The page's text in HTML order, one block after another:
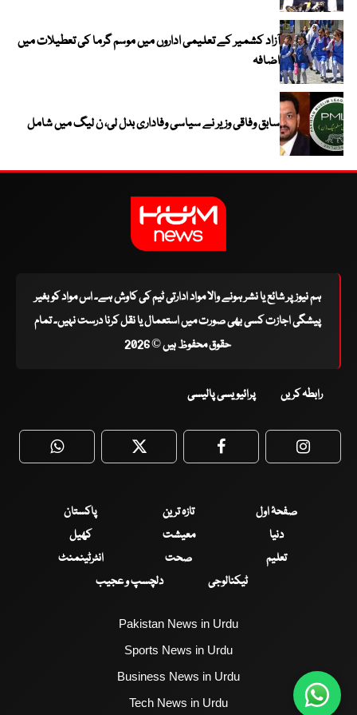
آزاد کشمیر کے تعلیمی اداروں میں موسم گرما کی تعطیلات میں
اضافہ
سابق وفاقی وزیر نے سیاسی وفاداری بدل لی، ن لیگ میں شامل
ہم نیوز پر شائع یا نشر ہونے والا مواد ادارتی ٹیم کی کاوش ہے۔ اس مواد کو بغیر
پیشگی اجازت کسی بھی صورت میں استعمال یا نقل کرنا درست نہیں۔ تمام
حقوق محفوظ ہیں © 2026
رابطہ کریں پرائیویسی پالیسی
WhatsApp Twitter Facebook
صفحۂ اول تازہ ترین
پاکستان
دنیا
معیشت
کھیل
تعلیم
صحت
انٹرٹینمنٹ
ٹیکنالوجی
دلچسپ و عجیب
Pakistan News in Urdu
Sports News in Urdu
Business News in Urdu
Tech News in Urdu